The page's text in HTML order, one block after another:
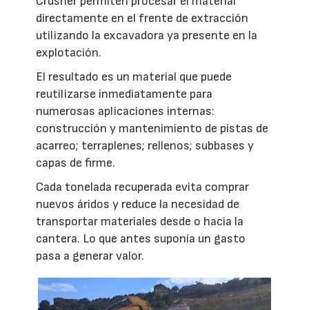
directamente en el frente de extracción
utilizando la excavadora ya presente en la
explotación.
El resultado es un material que puede
reutilizarse inmediatamente para
numerosas aplicaciones internas:
construcción y mantenimiento de pistas de
acarreo; terraplenes; rellenos; subbases y
capas de firme.
Cada tonelada recuperada evita comprar
nuevos áridos y reduce la necesidad de
transportar materiales desde o hacia la
cantera. Lo que antes suponía un gasto
pasa a generar valor.